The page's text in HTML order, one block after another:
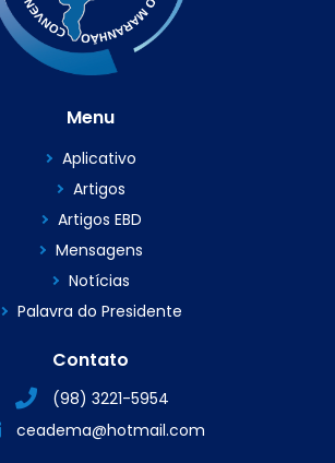
Menu
Aplicativo
Artigos
Artigos EBD
Mensagens
Notícias
Palavra do Presidente
Contato
(98) 3221-5954
ceadema@hotmail.com